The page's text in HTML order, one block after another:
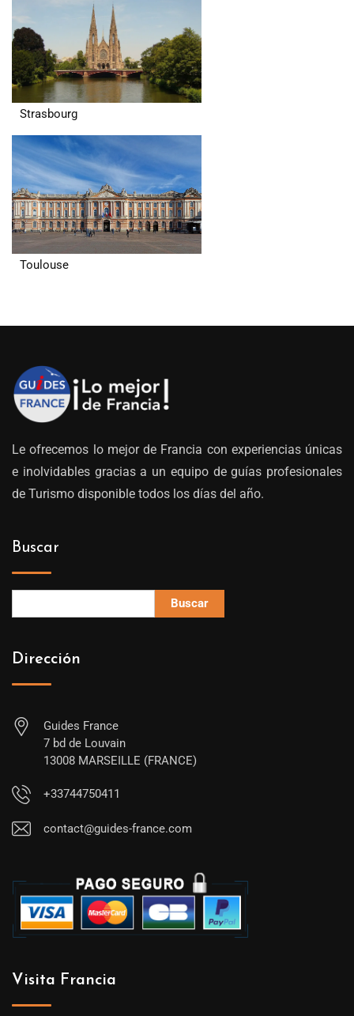
Strasbourg
Toulouse
Le ofrecemos lo mejor de Francia con experiencias únicas
e inolvidables gracias a un equipo de guías profesionales
de Turismo disponible todos los días del año.
Buscar
Buscar
Dirección
Guides France
7 bd de Louvain
13008 MARSEILLE (FRANCE)
+33744750411
contact@guides-france.com
Visita Francia